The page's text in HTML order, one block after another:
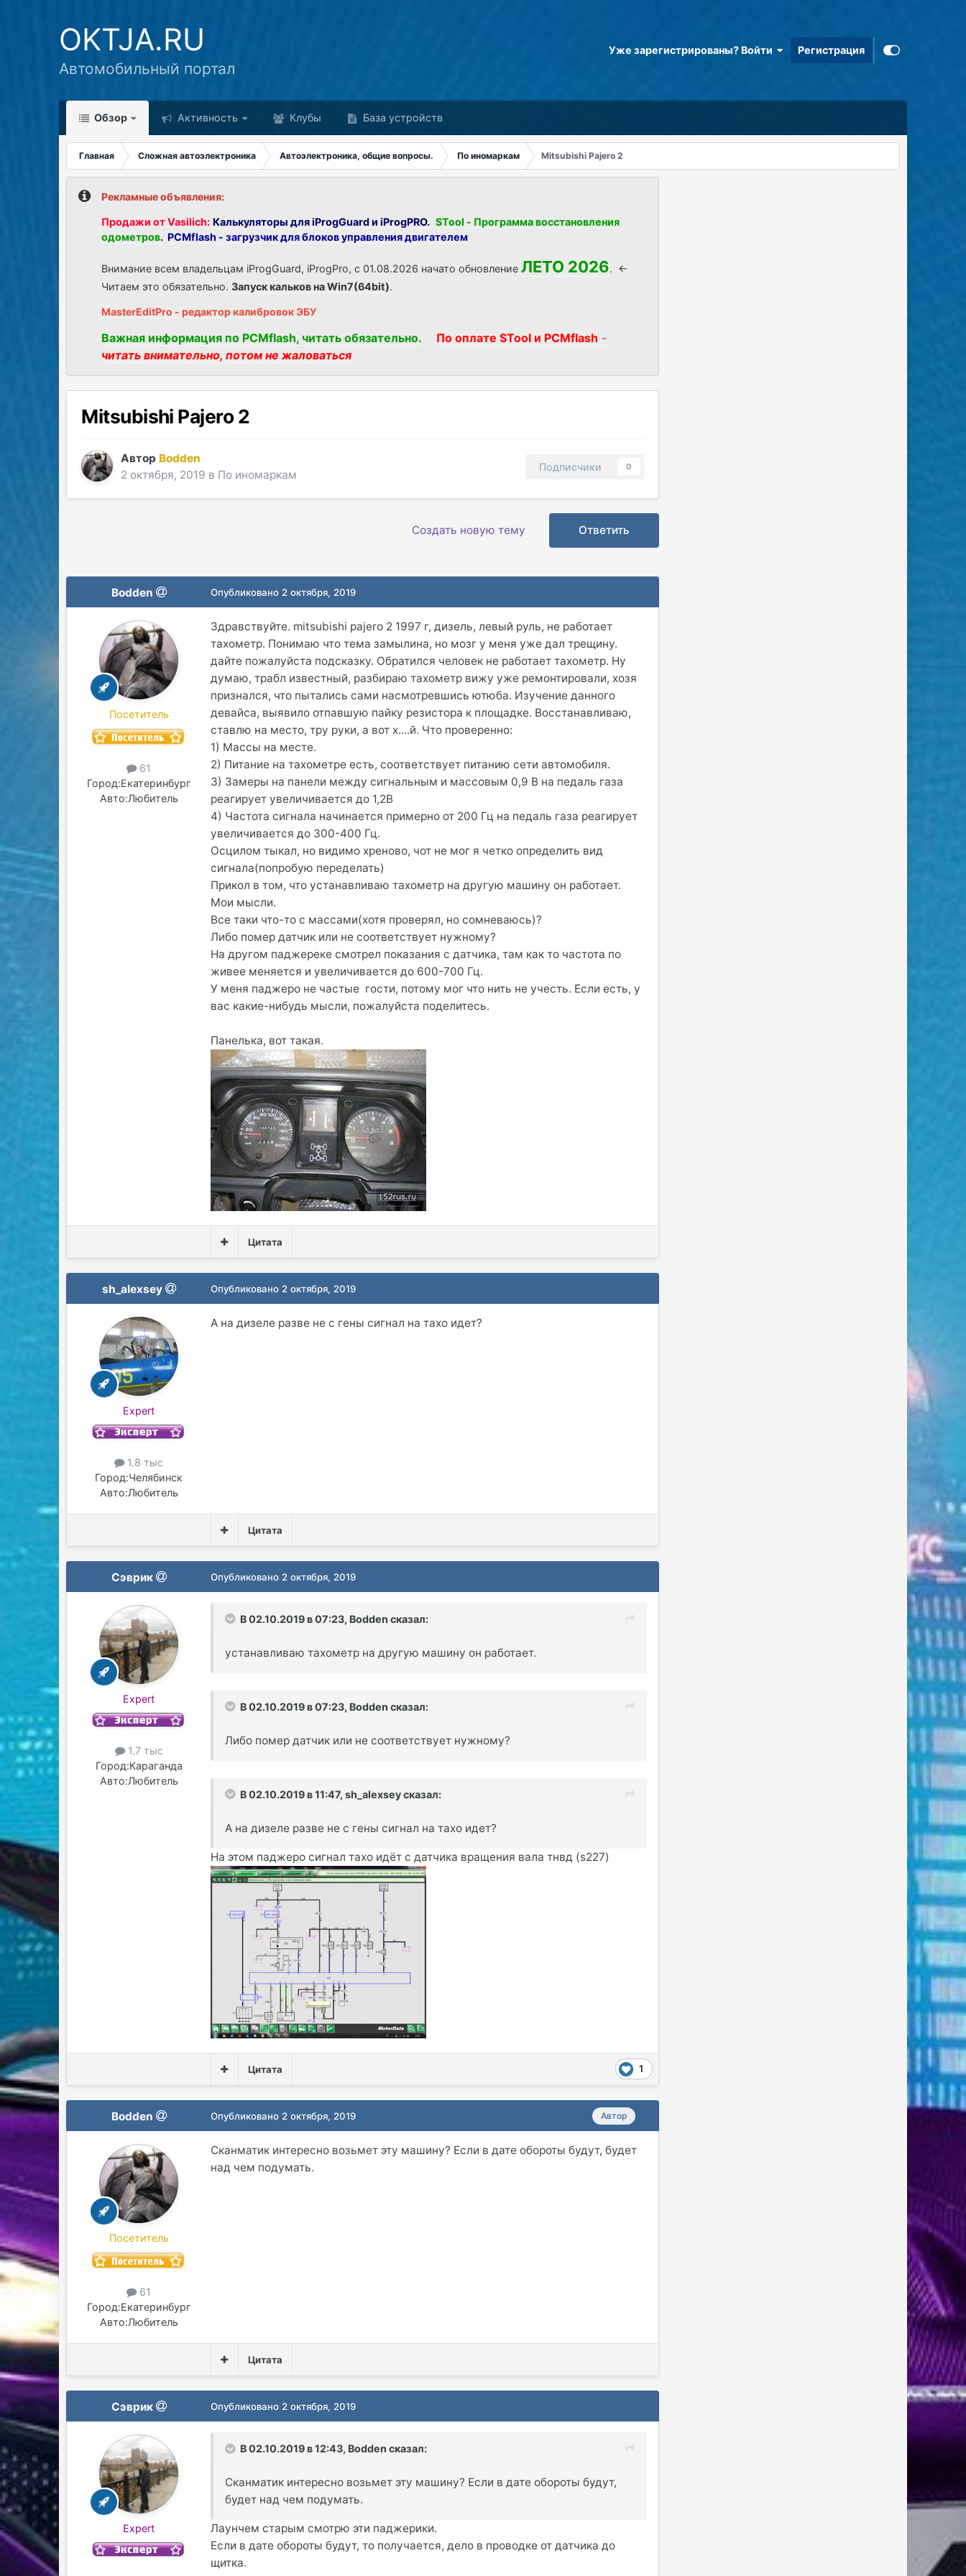
OKTJA.RU
Автомобильный портал
Уже зарегистрированы? Войти Регистрация
Обзор Активность Клубы База устройств
Главная Сложная автоэлектроника Автоэлектроника, общие вопросы. По иномаркам Mitsubishi Pajero 2
Рекламные объявления:
Продажи от Vasilich: Калькуляторы для iProgGuard и iProgPRO. STool - Программа восстановления
одометров. PCMflash - загрузчик для блоков управления двигателем
Внимание всем владельцам iProgGuard, iProgPro, с 01.08.2026 начато обновлениеЛЕТО 2026. <-
Читаем это обязательно.Запуск кальков на Win7(64bit).
MasterEditPro - редактор калибровок ЭБУ
Важная информация по PCMflash, читать обязательно. По оплате STool и PCMflash -
читать внимательно, потом не жаловаться
Mitsubishi Pajero 2
Автор Bodden
2 октября, 2019 в По иномаркам
Подписчики 0
Ответить
Создать новую тему
Bodden
Посетитель
61
Город:Екатеринбург
Авто:Любитель
Опубликовано 2 октября, 2019
Здравствуйте. mitsubishi pajero 2 1997 г, дизель, левый руль, не работает
тахометр. Понимаю что тема замылина, но мозг у меня уже дал трещину.
дайте пожалуйста подсказку. Обратился человек не работает тахометр. Ну
думаю, трабл известный, разбираю тахометр вижу уже ремонтировали, хозя
признался, что пытались сами насмотревшись ютюба. Изучение данного
девайса, выявило отпавшую пайку резистора к площадке. Восстанавливаю,
ставлю на место, тру руки, а вот х....й. Что проверенно:
1) Массы на месте.
2) Питание на тахометре есть, соответствует питанию сети автомобиля.
3) Замеры на панели между сигнальным и массовым 0,9 В на педаль газа
реагирует увеличивается до 1,2В
4) Частота сигнала начинается примерно от 200 Гц на педаль газа реагирует
увеличивается до 300-400 Гц.
Осцилом тыкал, но видимо хреново, чот не мог я четко определить вид
сигнала(попробую переделать)
Прикол в том, что устанавливаю тахометр на другую машину он работает.
Мои мысли.
Все таки что-то с массами(хотя проверял, но сомневаюсь)?
Либо помер датчик или не соответствует нужному?
На другом паджереке смотрел показания с датчика, там как то частота по
живее меняется и увеличивается до 600-700 Гц.
У меня паджеро не частые гости, потому мог что нить не учесть. Если есть, у
вас какие-нибудь мысли, пожалуйста поделитесь.
Панелька, вот такая.
Цитата
sh_alexsey
Expert
1.8 тыс
Город:Челябинск
Авто:Любитель
Опубликовано 2 октября, 2019
А на дизеле разве не с гены сигнал на тахо идет?
Цитата
Сэврик
Expert
1.7 тыс
Город:Караганда
Авто:Любитель
Опубликовано 2 октября, 2019
В 02.10.2019 в 07:23, Bodden сказал:
устанавливаю тахометр на другую машину он работает.
В 02.10.2019 в 07:23, Bodden сказал:
Либо помер датчик или не соответствует нужному?
В 02.10.2019 в 11:47,sh_alexseyсказал:
А на дизеле разве не с гены сигнал на тахо идет?
На этом паджеро сигнал тахо идёт с датчика вращения вала тнвд (s227)
1
Цитата
Bodden
Посетитель
61
Город:Екатеринбург
Авто:Любитель
Автор
Опубликовано 2 октября, 2019
Сканматик интересно возьмет эту машину? Если в дате обороты будут, будет
над чем подумать.
Цитата
Сэврик
Expert
Опубликовано 2 октября, 2019
В 02.10.2019 в 12:43, Bodden сказал:
Сканматик интересно возьмет эту машину? Если в дате обороты будут,
будет над чем подумать.
Лаунчем старым смотрю эти паджерики.
Если в дате обороты будут, то получается, дело в проводке от датчика до
щитка.